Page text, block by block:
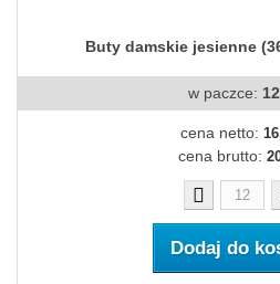
Buty damskie jesienne
w paczce:
cena netto:
cena brutto:
Dodaj do